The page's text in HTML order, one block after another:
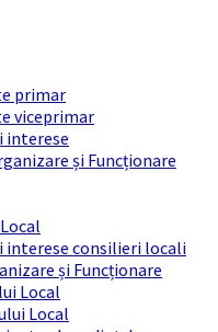
primar
viceprimar
interese
și Funcționare
interese consilieri locali
și Funcționare
Local
Local